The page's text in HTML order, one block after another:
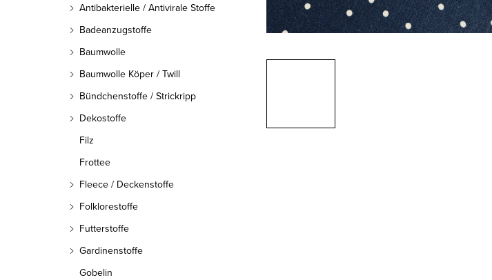
Antibakterielle / Antivirale Stoffe
Badeanzugstoffe
Baumwolle
Baumwolle Köper / Twill
Bündchenstoffe / Strickripp
Dekostoffe
Filz
Frottee
Fleece / Deckenstoffe
Folklorestoffe
Futterstoffe
Gardinenstoffe
Gobelin